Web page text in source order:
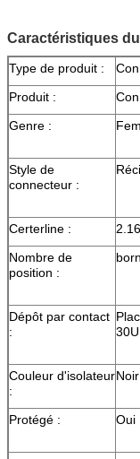
Caractéristiques
Type de produit :
Produit :
Genre :
Style de
connecteur :
Certerline :
Nombre de
position :
Dépôt par contact
:
Couleur d'isolateur
:
Protégé : Oui